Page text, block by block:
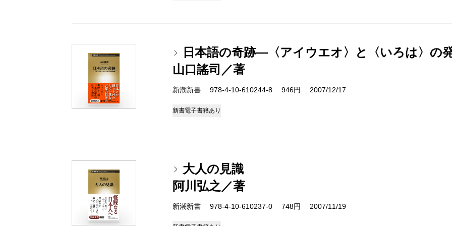
日本語の奇跡―〈アイウエオ〉と〈いろは〉の
山口謠司／著
新潮新書 978-4-10-610244-8 946円 2007/12/17
新書電子書籍あり
大人の見識
阿川弘之／著
新潮新書 978-4-10-610237-0 748円 2007/11/19